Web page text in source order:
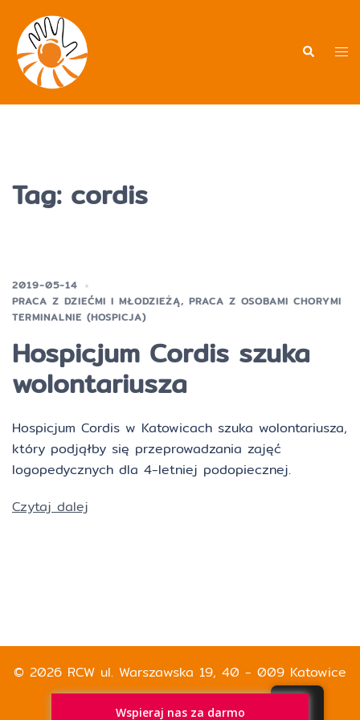
treści
Tag: cordis
2019-05-14
PRACA Z DZIEĆMI I MŁODZIEŻĄ, PRACA Z OSOBAMI CHORYMI
TERMINALNIE (HOSPICJA)
Hospicjum Cordis szuka
wolontariusza
Hospicjum Cordis w Katowicach szuka wolontariusza,
który podjąłby się przeprowadzania zajęć
logopedycznych dla 4-letniej podopiecznej.
Czytaj dalej
© 2026 RCW ul. Warszawska 19, 40 - 009 Katowice
Wspieraj nas za darmo